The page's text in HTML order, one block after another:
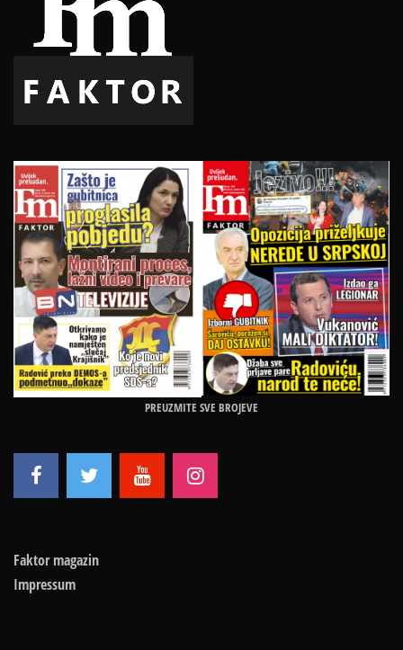
PREUZMITE SVE BROJEVE
Faktor magazin
Impressum